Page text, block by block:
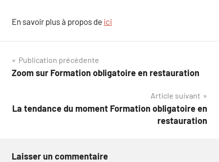
En savoir plus à propos de ici
Navigation
de
Publication précédente
Zoom sur Formation obligatoire en restauration
Article suivant
La tendance du moment Formation obligatoire en
restauration
Laisser un commentaire